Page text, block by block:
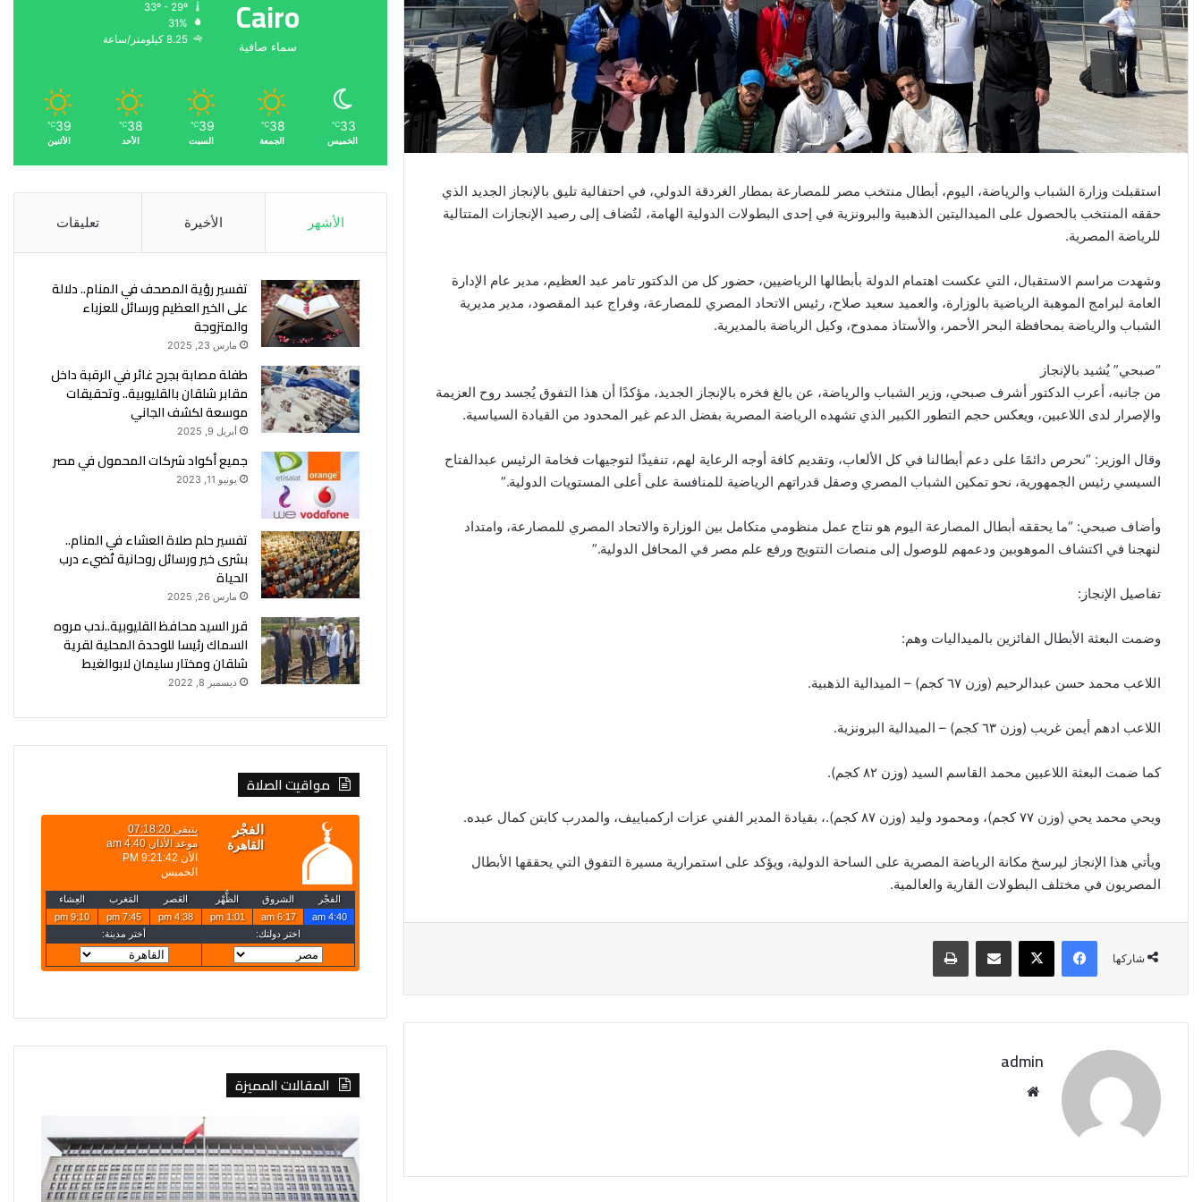
استقبلت وزارة الشباب والرياضة، اليوم، أبطال منتخب مصر للمصارعة بمطار الغردقة الدولي، في احتفالية تليق بالإنجاز الجديد الذي
حققه المنتخب بالحصول على الميداليتين الذهبية والبرونزية في إحدى البطولات الدولية الهامة، لتُضاف إلى رصيد الإنجازات المتتالية
للرياضة المصرية.
وشهدت مراسم الاستقبال، التي عكست اهتمام الدولة بأبطالها الرياضيين، حضور كل من الدكتور تامر عبد العظيم، مدير عام الإدارة
العامة لبرامج الموهبة الرياضية بالوزارة، والعميد سعيد صلاح، رئيس الاتحاد المصري للمصارعة، وفراج عبد المقصود، مدير مديرية
الشباب والرياضة بمحافظة البحر الأحمر، والأستاذ ممدوح، وكيل الرياضة بالمديرية.
“صبحي” يُشيد بالإنجاز
من جانبه، أعرب الدكتور أشرف صبحي، وزير الشباب والرياضة، عن بالغ فخره بالإنجاز الجديد، مؤكدًا أن هذا التفوق يُجسد روح العزيمة
والإصرار لدى اللاعبين، ويعكس حجم التطور الكبير الذي تشهده الرياضة المصرية بفضل الدعم غير المحدود من القيادة السياسية.
وقال الوزير: “نحرص دائمًا على دعم أبطالنا في كل الألعاب، وتقديم كافة أوجه الرعاية لهم، تنفيذًا لتوجيهات فخامة الرئيس عبدالفتاح
السيسي رئيس الجمهورية، نحو تمكين الشباب المصري وصقل قدراتهم الرياضية للمنافسة على أعلى المستويات الدولية.”
وأضاف صبحي: “ما يحققه أبطال المصارعة اليوم هو نتاج عمل منظومي متكامل بين الوزارة والاتحاد المصري للمصارعة، وامتداد
لنهجنا في اكتشاف الموهوبين ودعمهم للوصول إلى منصات التتويج ورفع علم مصر في المحافل الدولية.”
تفاصيل الإنجاز:
وضمت البعثة الأبطال الفائزين بالميداليات وهم:
اللاعب محمد حسن عبدالرحيم (وزن ٦٧ كجم) – الميدالية الذهبية.
اللاعب ادهم أيمن غريب (وزن ٦٣ كجم) – الميدالية البرونزية.
كما ضمت البعثة اللاعبين محمد القاسم السيد (وزن ٨٢ كجم).
ويحي محمد يحي (وزن ٧٧ كجم)، ومحمود وليد (وزن ٨٧ كجم).، بقيادة المدير الفني عزات اركمباييف، والمدرب كابتن كمال عبده.
ويأتي هذا الإنجاز ليرسخ مكانة الرياضة المصرية على الساحة الدولية، ويؤكد على استمرارية مسيرة التفوق التي يحققها الأبطال
المصريون في مختلف البطولات القارية والعالمية.
شاركها
فيسبوك ‫X مشاركة عبر البريد طباعة
admin
Cairo
سماء صافية
31%
8.25 كيلومتر/ساعة
33
℃
الخميس
38
℃
الجمعة
39
℃
السبت
38
℃
الأحد
39
℃
الأثنين
الأشهر الأخيرة تعليقات
تفسير رؤية المصحف في المنام.. دلالة
على الخير العظيم ورسائل للعزباء
والمتزوجة
مارس 23, 2025
طفلة مصابة بجرح غائر في الرقبة داخل
مقابر شلقان بالقليوبية.. وتحقيقات
موسعة لكشف الجاني
أبريل 9, 2025
جميع أكواد شركات المحمول في مصر
يونيو 11, 2023
تفسير حلم صلاة العشاء في المنام..
بشرى خير ورسائل روحانية تُضيء درب
الحياة
مارس 26, 2025
قرر السيد محافظ القليوبية..ندب مروه
السماك رئيسا للوحدة المحلية لقرية
شلقان ومختار سليمان لابوالغيط
ديسمبر 8, 2022
مواقيت الصلاة
المقالات المميزة
مع
لتحرك
تفرض
إجراءات
مضادة
على
4
سفن